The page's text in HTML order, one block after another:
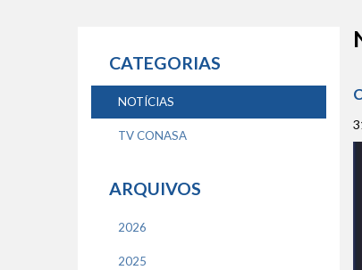
CATEGORIAS
NOTÍCIAS
TV CONASA
ARQUIVOS
2026
2025